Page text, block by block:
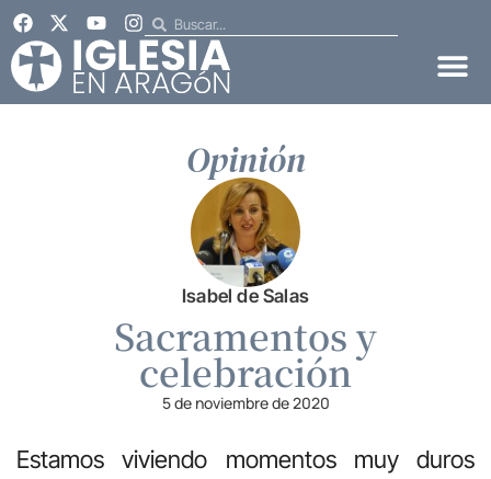
Opinión
Isabel de Salas
Sacramentos y
celebración
5 de noviembre de 2020
Estamos viviendo momentos muy duros